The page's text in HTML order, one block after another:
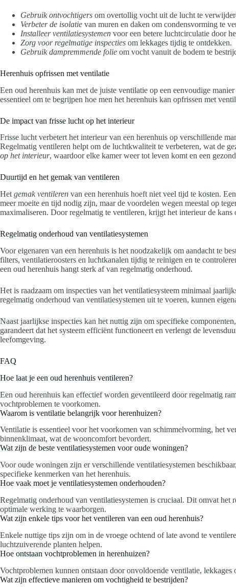
Gebruik ontvochtigers om overtollig vocht uit de lucht te
Verbeter de isolatie van muren en daken om condensvorming te
Installeer ventilatiesystemen voor een betere luchtcirculatie door
Zorg voor regelmatige inspecties om lekkages tijdig te ontdekken.
Gebruik dampremmende folie om vocht vanuit de bodem te
Herenhuis opfrissen met ventilatie
Een oud herenhuis kan met de juiste ventilatie op een eenvoudige
essentieel om te begrijpen hoe men het herenhuis kan opfrissen met
De impact van frisse lucht op het interieur
Frisse lucht verbetert het interieur van een herenhuis op verschillende
Regelmatig ventileren helpt om de luchtkwaliteit te verbeteren, wat de
op het interieur, waardoor elke kamer weer tot leven komt en een
Duurtijd en het gemak van ventileren
Het gemak ventileren van een herenhuis hoeft niet veel tijd te kosten.
meer moeite en tijd nodig zijn, maar de voordelen wegen meestal op
maximaliseren. Door regelmatig te ventileren, krijgt het interieur de
Regelmatig onderhoud van ventilatiesystemen
Voor eigenaren van een herenhuis is het noodzakelijk om aandacht te
filters, ventilatieroosters en luchtkanalen tijdig te reinigen en te
een oud herenhuis hangt sterk af van regelmatig onderhoud.
Het is raadzaam om inspecties van het ventilatiesysteem minimaal
regelmatig onderhoud van ventilatiesystemen uit te voeren, kunnen
Naast jaarlijkse inspecties kan het nuttig zijn om specifieke
garandeert dat het systeem efficiënt functioneert en verlengt de
leefomgeving.
FAQ
Hoe laat je een oud herenhuis ventileren?
Een oud herenhuis kan effectief worden geventileerd door regelmatig
vochtproblemen te voorkomen.
Waarom is ventilatie belangrijk voor herenhuizen?
Ventilatie is essentieel voor het voorkomen van schimmelvorming, het
binnenklimaat, wat de wooncomfort bevordert.
Wat zijn de beste ventilatiesystemen voor oude woningen?
Voor oude woningen zijn er verschillende ventilatiesystemen
specifieke kenmerken van het herenhuis.
Hoe vaak moet je ventilatiesystemen onderhouden?
Regelmatig onderhoud van ventilatiesystemen is cruciaal. Dit omvat het
optimale werking te waarborgen.
Wat zijn enkele tips voor het ventileren van een oud herenhuis?
Enkele nuttige tips zijn om in de vroege ochtend of late avond te
luchtzuiverende planten helpen.
Hoe ontstaan vochtproblemen in herenhuizen?
Vochtproblemen kunnen ontstaan door onvoldoende ventilatie,
Wat zijn effectieve manieren om vochtigheid te bestrijden?